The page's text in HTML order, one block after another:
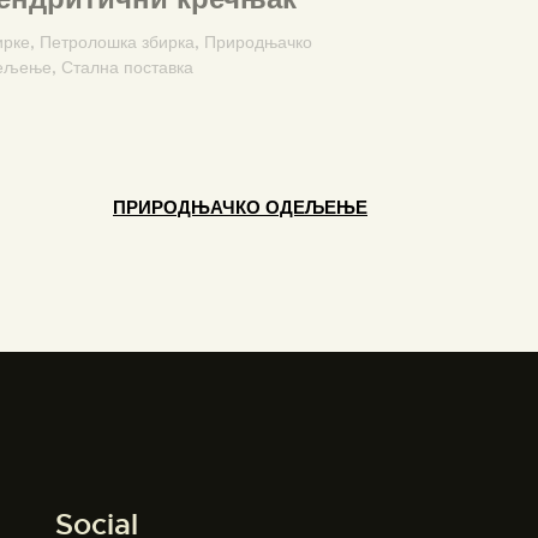
Петролошка збирка, Природњачко
Стална поставка
ПРИРОДЊАЧКО ОДЕЉЕЊЕ
Social